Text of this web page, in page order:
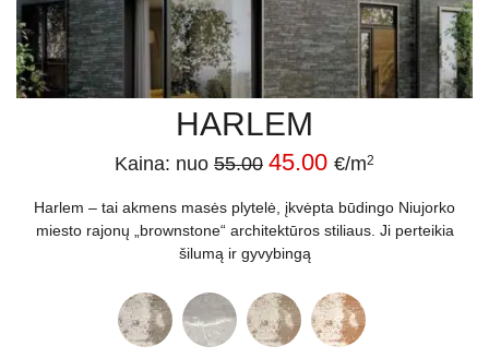
HARLEM
Kaina: nuo 55.00 45.00 €/m2
Harlem – tai akmens masės plytelė, įkvėpta būdingo Niujorko
miesto rajonų „brownstone“ architektūros stiliaus. Ji perteikia
šilumą ir gyvybingą